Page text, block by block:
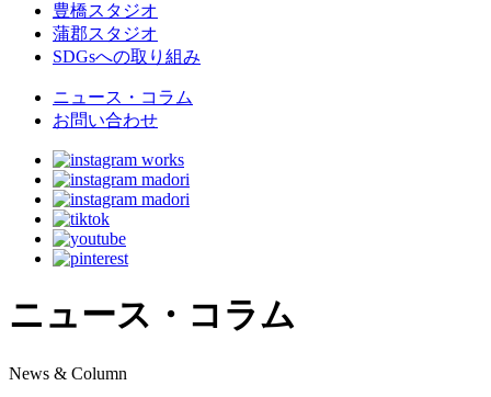
豊橋スタジオ
蒲郡スタジオ
SDGsへの取り組み
ニュース・コラム
お問い合わせ
ニュース・コラム
News & Column